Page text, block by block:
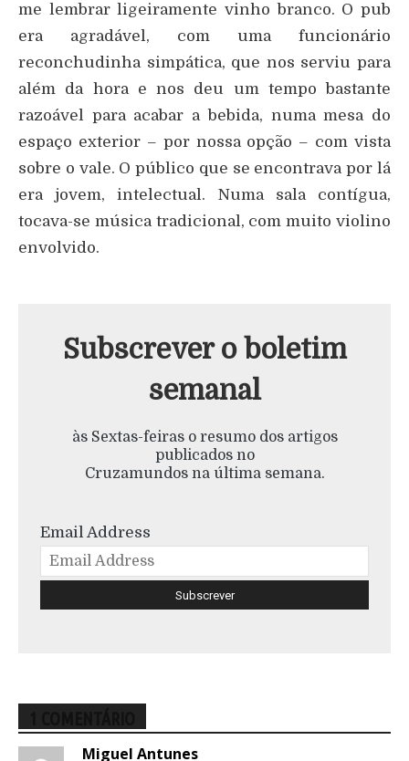
me lembrar ligeiramente vinho branco. O pub
era agradável, com uma funcionário
reconchudinha simpática, que nos serviu para
além da hora e nos deu um tempo bastante
razoável para acabar a bebida, numa mesa do
espaço exterior – por nossa opção – com vista
sobre o vale. O público que se encontrava por lá
era jovem, intelectual. Numa sala contígua,
tocava-se música tradicional, com muito violino
envolvido.
Subscrever o boletim
semanal
às Sextas-feiras o resumo dos artigos
publicados no
Cruzamundos na última semana.
Email Address
Miguel Antunes